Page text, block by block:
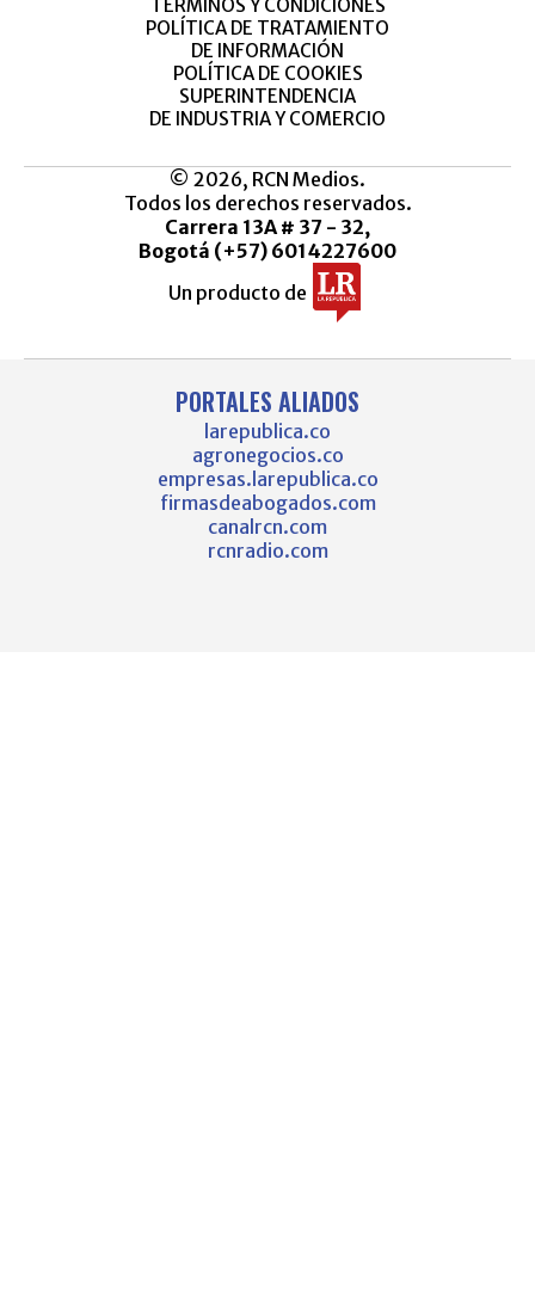
TÉRMINOS Y CONDICIONES
POLÍTICA DE TRATAMIENTO
DE INFORMACIÓN
POLÍTICA DE COOKIES
SUPERINTENDENCIA
DE INDUSTRIA Y COMERCIO
© 2026, RCN Medios.
Todos los derechos reservados.
Carrera 13A # 37 - 32,
Bogotá (+57) 6014227600
Un producto de
PORTALES ALIADOS
larepublica.co
agronegocios.co
empresas.larepublica.co
firmasdeabogados.com
canalrcn.com
rcnradio.com